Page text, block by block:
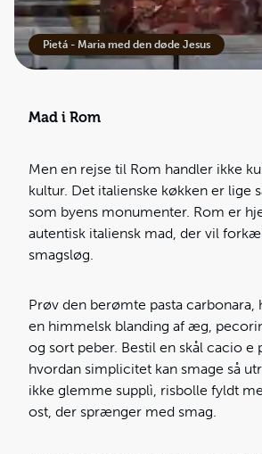
Pietá - Maria med den døde Jesus
Mad i Rom
Men en rejse til Rom handler ikke
kultur. Det italienske køkken er lige
som byens monumenter. Rom er
autentisk italiensk mad, der vil
smagsløg.
Prøv den berømte pasta carbonara,
en himmelsk blanding af æg,
og sort peber. Bestil en skål cacio e
hvordan simplicitet kan smage så
ikke glemme supplì, risbolle fyldt
ost, der sprænger med smag.